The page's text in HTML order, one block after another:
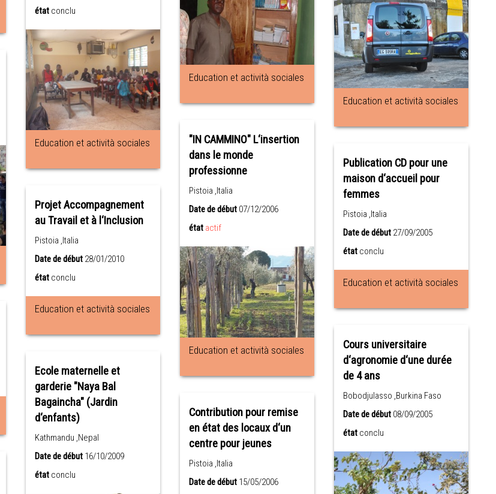
état conclu
Education et actività sociales
Projet Accompagnement
au Travail et à l‘Inclusion
Pistoia ,Italia
Date de début28/01/2010
état conclu
Education et actività sociales
Ecole maternelle et
garderie "Naya Bal
Bagaincha" (Jardin
d‘enfants)
Kathmandu ,Nepal
Date de début16/10/2009
état conclu
Education et actività sociales
"IN CAMMINO" L‘insertion
dans le monde
professionne
Pistoia ,Italia
Date de début07/12/2006
état actif
Education et actività sociales
Contribution pour remise
en état des locaux d‘un
centre pour jeunes
Pistoia ,Italia
Date de début15/05/2006
Education et actività sociales
Publication CD pour une
maison d‘accueil pour
femmes
Pistoia ,Italia
Date de début 27/09/2005
état conclu
Education et actività sociales
Cours universitaire
d‘agronomie d‘une durée
de 4 ans
Bobodjulasso ,Burkina Faso
Date de début 08/09/2005
état conclu